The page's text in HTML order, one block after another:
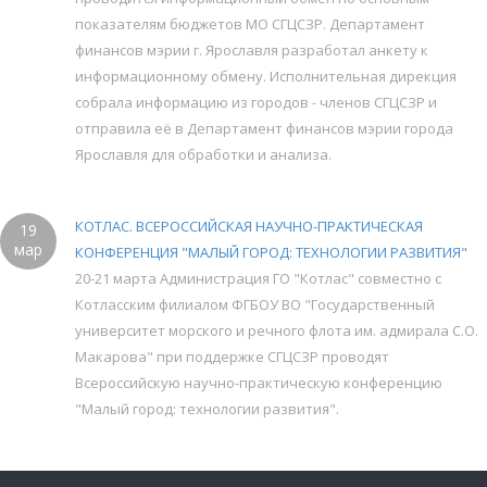
показателям бюджетов МО СГЦСЗР. Департамент
финансов мэрии г. Ярославля разработал анкету к
информационному обмену. Исполнительная дирекция
собрала информацию из городов - членов СГЦСЗР и
отправила её в Департамент финансов мэрии города
Ярославля для обработки и анализа.
19
мар
КОТЛАС. ВСЕРОССИЙСКАЯ НАУЧНО-ПРАКТИЧЕСКАЯ
КОНФЕРЕНЦИЯ "МАЛЫЙ ГОРОД: ТЕХНОЛОГИИ РАЗВИТИЯ"
20-21 марта Администрация ГО "Котлас" совместно с
Котласским филиалом ФГБОУ ВО "Государственный
университет морского и речного флота им. адмирала С.О.
Макарова" при поддержке СГЦСЗР проводят
Всероссийскую научно-практическую конференцию
"Малый город: технологии развития".